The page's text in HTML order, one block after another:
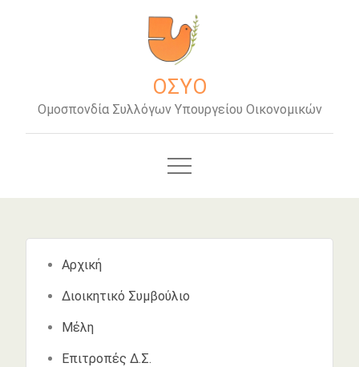
ΟΣΥΟ
Ομοσπονδία Συλλόγων Υπουργείου Οικονομικών
Αρχική
Διοικητικό Συμβούλιο
Μέλη
Επιτροπές Δ.Σ.